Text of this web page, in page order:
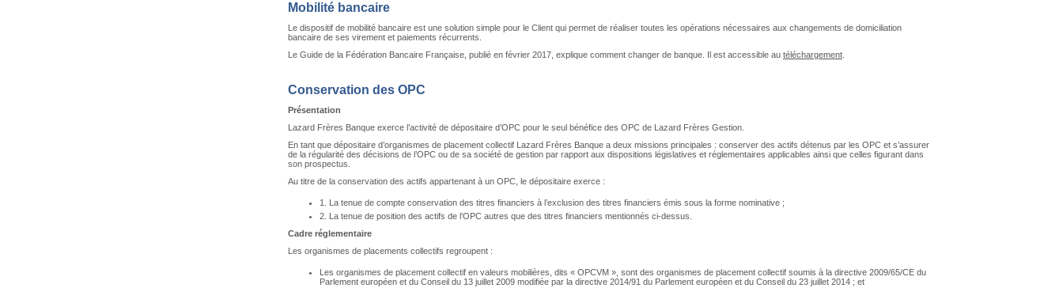
Mobilité bancaire
Le dispositif de mobilité bancaire est une solution simple pour le Client qui permet de réaliser toutes les opérations nécessaires aux changements de domiciliation
bancaire de ses virement et paiements récurrents.
Le Guide de la Fédération Bancaire Française, publié en février 2017, explique comment changer de banque. Il est accessible au téléchargement.
Conservation des OPC
Présentation
Lazard Frères Banque exerce l’activité de dépositaire d’OPC pour le seul bénéfice des OPC de Lazard Frères Gestion.
En tant que dépositaire d’organismes de placement collectif Lazard Frères Banque a deux missions principales : conserver des actifs détenus par les OPC et s’assurer
de la régularité des décisions de l’OPC ou de sa société de gestion par rapport aux dispositions législatives et réglementaires applicables ainsi que celles figurant dans
son prospectus.
Au titre de la conservation des actifs appartenant à un OPC, le dépositaire exerce :
1. La tenue de compte conservation des titres financiers à l’exclusion des titres financiers émis sous la forme nominative ;
2. La tenue de position des actifs de l’OPC autres que des titres financiers mentionnés ci-dessus.
Cadre réglementaire
Les organismes de placements collectifs regroupent :
Les organismes de placement collectif en valeurs mobilières, dits « OPCVM », sont des organismes de placement collectif soumis à la directive 2009/65/CE du
Parlement européen et du Conseil du 13 juillet 2009 modifiée par la directive 2014/91 du Parlement européen et du Conseil du 23 juillet 2014 ; et